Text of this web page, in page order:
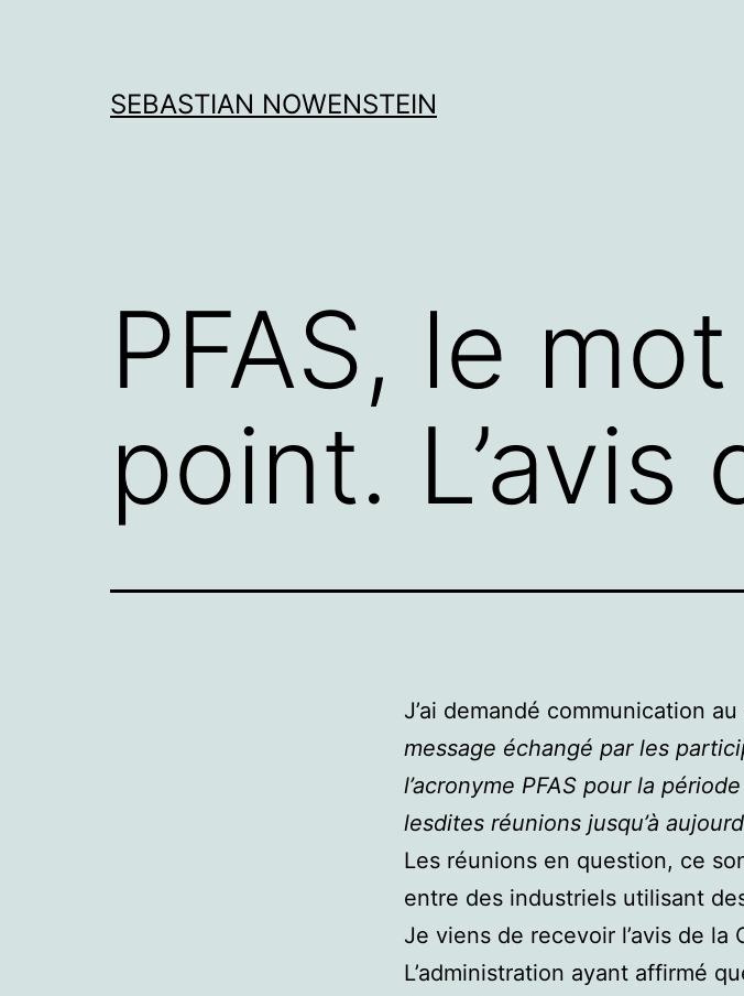
SEBASTIAN NOWENSTEIN
PFAS, le
point. L’avis
J’ai demandé communication
message échangé par les
l’acronyme PFAS pour la
lesdites réunions jusqu’à
Les réunions en question, ce
entre des industriels utilisant
Je viens de recevoir l’avis de la
L’administration ayant affirmé